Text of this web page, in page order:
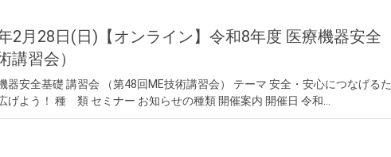
2月28日(日)【オンライン】令和8年度 医療機器安全
講習会）
器安全基礎 講習会 （第48回ME技術講習会） テーマ 安全・安⼼につなげるた
げよう！ 種 類 セミナー お知らせの種類 開催案内 開催日 令和…